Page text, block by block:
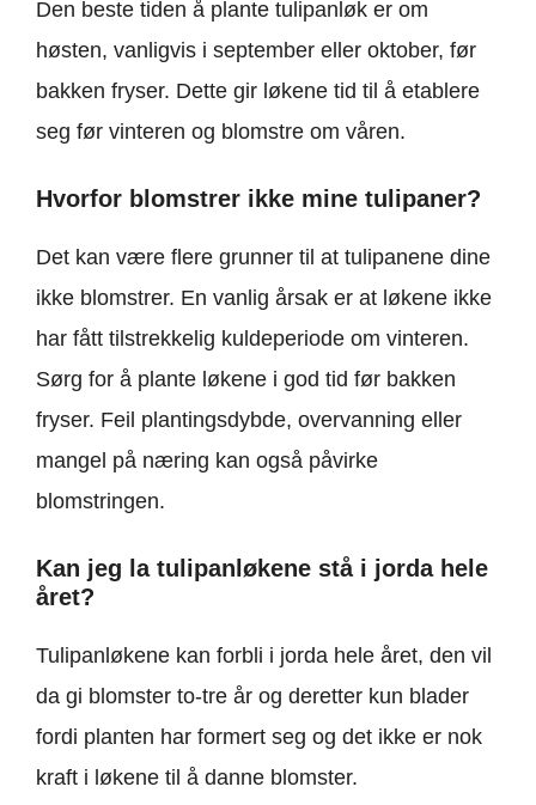
Den beste tiden å plante tulipanløk er om
høsten, vanligvis i september eller oktober, før
bakken fryser. Dette gir løkene tid til å etablere
seg før vinteren og blomstre om våren.
Hvorfor blomstrer ikke mine tulipaner?
Det kan være flere grunner til at tulipanene dine
ikke blomstrer. En vanlig årsak er at løkene ikke
har fått tilstrekkelig kuldeperiode om vinteren.
Sørg for å plante løkene i god tid før bakken
fryser. Feil plantingsdybde, overvanning eller
mangel på næring kan også påvirke
blomstringen.
Kan jeg la tulipanløkene stå i jorda hele
året?
Tulipanløkene kan forbli i jorda hele året, den vil
da gi blomster to-tre år og deretter kun blader
fordi planten har formert seg og det ikke er nok
kraft i løkene til å danne blomster.